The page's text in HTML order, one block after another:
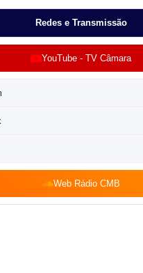
Redes e Transmissão
YouTube - TV Câmara
Web Rádio CMB